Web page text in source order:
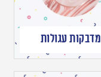
מדבקות עגולות